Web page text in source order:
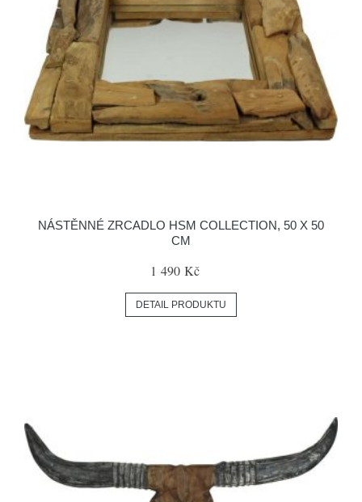
NÁSTĚNNÉ ZRCADLO HSM COLLECTION, 50 X 50
CM
1 490 Kč
DETAIL PRODUKTU